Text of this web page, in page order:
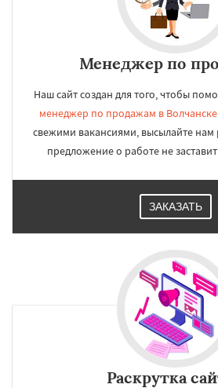
Менеджер по
Наш сайт создан для того, чтобы
менеджер по продажам в Волчанске
свежими вакансиями, высылайте
предложение о работе не
ЗАКАЗАТЬ
Раскрутка